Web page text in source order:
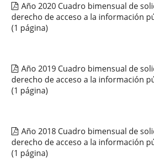
Año 2020 Cuadro bimensual de
derecho de acceso a la información
(1 página)
Año 2019 Cuadro bimensual de
derecho de acceso a la información
(1 página)
Año 2018 Cuadro bimensual de
derecho de acceso a la información
(1 página)